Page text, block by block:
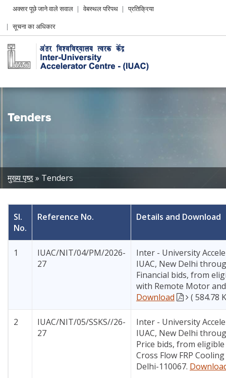
Header
menu
अक्सर पूछे जाने वाले सवाल वेबस्थल परिपथ
प्रतिक्रिया
सूचना का अधिकार
Tenders
Breadcrumb
मुख्य पृष्ठ Tenders
Sl.
No.
Reference No. Details and Download
1
IUAC/NIT/04/PM/2026-
27
Inter - University
IUAC, New Delhi
Financial bids, from
with Remote Motor and
Download
( 584.78
2
IUAC/NIT/05/SSKS//26-
27
Inter - University
IUAC, New Delhi
Price bids, from
Cross Flow FRP
Delhi-110067.